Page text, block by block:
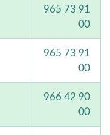
965 73 91
00
965 73 91
00
966 42 90
00